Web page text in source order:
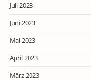
Juli 2023
Juni 2023
Mai 2023
April 2023
März 2023